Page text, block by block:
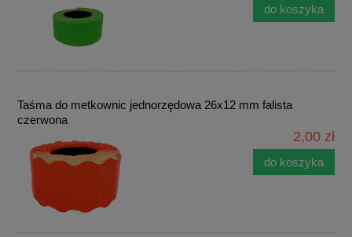
do koszyka
Taśma do metkownic jednorzędowa 26x12 mm falista
czerwona
2,00 zł
do koszyka